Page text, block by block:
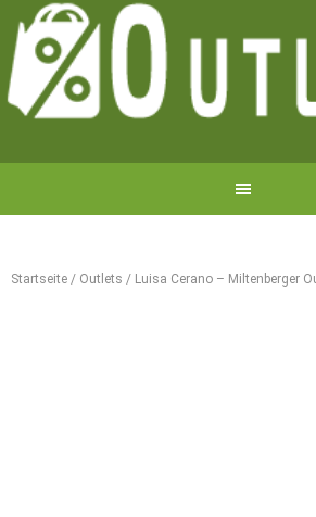
Startseite / Outlets / Luisa Cerano – Miltenberger